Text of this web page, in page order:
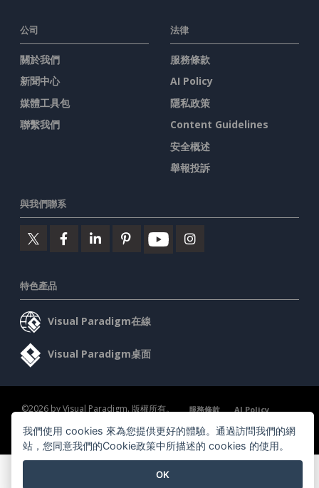
公司
關於我們
新聞中心
媒體工具包
聯繫我們
法律
服務條款
AI Policy
隱私政策
Content Guidelines
安全概述
舉報投訴
與我們聯系
特色產品
Visual Paradigm在線
Visual Paradigm桌面
©2026 by Visual Paradigm. 版權所有。 服務條款
AI Policy
隱私政策
Content Guidelines
安全概述
我們使用 cookies 來為您提供更好的體驗。通過訪問我們的網
站，您同意我們的Cookie政策中所描述的 cookies 的使用。
OK